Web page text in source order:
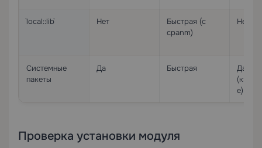
`local::lib` Нет
Быстрая (с
cpanm)
Нет
Системные
пакеты
Да Быстрая
Да
е)
Проверка установки модуля